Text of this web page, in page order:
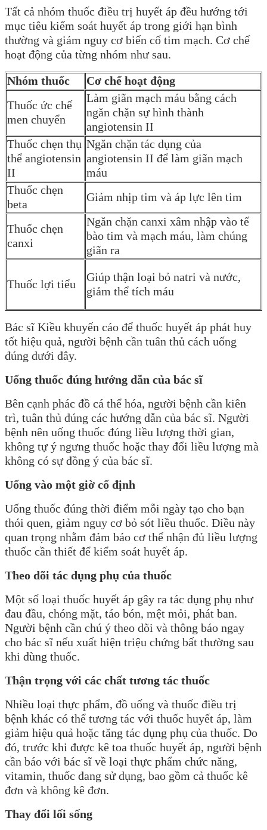
Tất cả nhóm thuốc điều trị huyết áp đều hướng tới
mục tiêu kiểm soát huyết áp trong giới hạn bình
thường và giảm nguy cơ biến cố tim mạch. Cơ chế
hoạt động của từng nhóm như sau.
Nhóm thuốc
Cơ chế hoạt động
Thuốc ức chế
men chuyển
Làm giãn mạch máu bằng cách
ngăn chặn sự hình thành
angiotensin II
Thuốc chẹn thụ
thể angiotensin
II
Ngăn chặn tác dụng của
angiotensin II để làm giãn mạch
máu
Thuốc chẹn
beta
Giảm nhịp tim và áp lực lên tim
Thuốc chẹn
canxi
Ngăn chặn canxi xâm nhập vào tế
bào tim và mạch máu, làm chúng
giãn ra
Thuốc lợi tiểu
Giúp thận loại bỏ natri và nước,
giảm thể tích máu
Bác sĩ Kiều khuyến cáo để thuốc huyết áp phát huy
tốt hiệu quả, người bệnh cần tuân thủ cách uống
đúng dưới đây.
Uống thuốc đúng hướng dẫn của bác sĩ
Bên cạnh phác đồ cá thể hóa, người bệnh cần kiên
trì, tuân thủ đúng các hướng dẫn của bác sĩ. Người
bệnh nên uống thuốc đúng liều lượng thời gian,
không tự ý ngưng thuốc hoặc thay đổi liều lượng mà
không có sự đồng ý của bác sĩ.
Uống vào một giờ cố định
Uống thuốc đúng thời điểm mỗi ngày tạo cho bạn
thói quen, giảm nguy cơ bỏ sót liều thuốc. Điều này
quan trọng nhằm đảm bảo cơ thể nhận đủ liều lượng
thuốc cần thiết để kiểm soát huyết áp.
Theo dõi tác dụng phụ của thuốc
Một số loại thuốc huyết áp gây ra tác dụng phụ như
đau đầu, chóng mặt, táo bón, mệt mỏi, phát ban.
Người bệnh cần chú ý theo dõi và thông báo ngay
cho bác sĩ nếu xuất hiện triệu chứng bất thường sau
khi dùng thuốc.
Thận trọng với các chất tương tác thuốc
Nhiều loại thực phẩm, đồ uống và thuốc điều trị
bệnh khác có thể tương tác với thuốc huyết áp, làm
giảm hiệu quả hoặc tăng tác dụng phụ của thuốc. Do
đó, trước khi được kê toa thuốc huyết áp, người bệnh
cần báo với bác sĩ về loại thực phẩm chức năng,
vitamin, thuốc đang sử dụng, bao gồm cả thuốc kê
đơn và không kê đơn.
Thay đổi lối sống